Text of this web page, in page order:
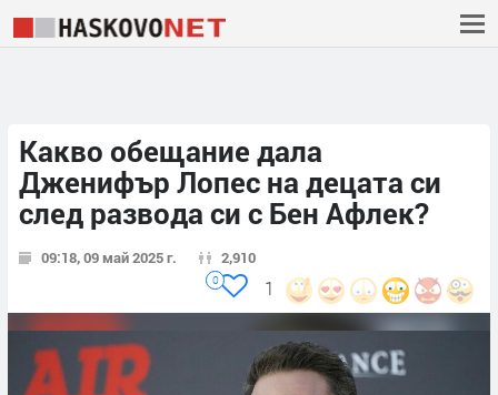
Какво обещание дала
Дженифър Лопес на децата си
след развода си с Бен Афлек?
09:18, 09 май 2025 г. 2,910
1
0